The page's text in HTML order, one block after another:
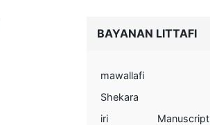
BAYANAN LITTAFI
mawallafi
Shekara
iri
Manuscript